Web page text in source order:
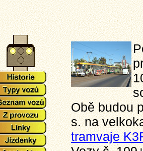
Obě budou
s. na
tramvaje